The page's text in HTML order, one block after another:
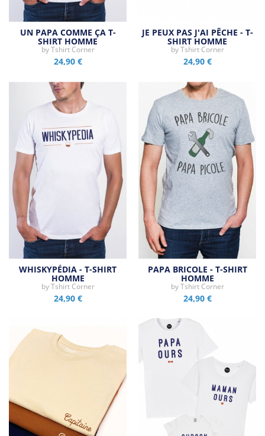
UN PAPA COMME ÇA T-
SHIRT HOMME
byTshirt Corner
24,90 €
JE PEUX PAS J'AI PÊCHE - T-
SHIRT HOMME
byTshirt Corner
24,90 €
WHISKYPÉDIA - T-SHIRT
HOMME
byTshirt Corner
24,90 €
PAPA BRICOLE - T-SHIRT
HOMME
byTshirt Corner
24,90 €